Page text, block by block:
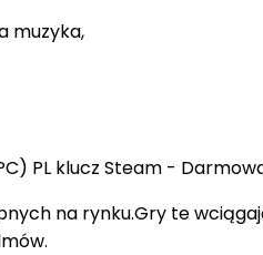
muzyka,
na rynku.Gry te